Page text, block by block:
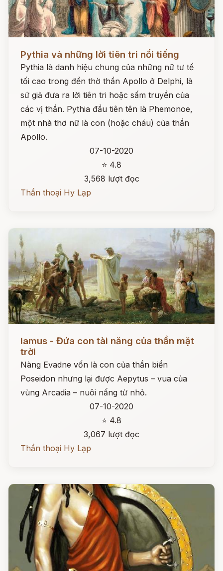
Pythia và những lời tiên tri nổi tiếng
Pythia là danh hiệu chung của những nữ tư tế
tối cao trong đền thờ thần Apollo ở Delphi, là
sứ giả đưa ra lời tiên tri hoặc sấm truyền của
các vị thần. Pythia đầu tiên tên là Phemonoe,
một nhà thơ nữ là con (hoặc cháu) của thần
Apollo.
07-10-2020
⭐ 4.8
3,568 lượt đọc
Thần thoại Hy Lạp
Iamus - Đứa con tài năng của thần mặt
trời
Nàng Evadne vốn là con của thần biển
Poseidon nhưng lại được Aepytus – vua của
vùng Arcadia – nuôi nấng từ nhỏ.
07-10-2020
⭐ 4.8
3,067 lượt đọc
Thần thoại Hy Lạp